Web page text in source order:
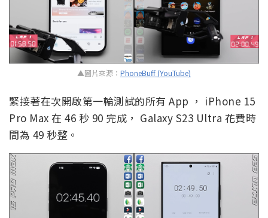
▲圖片來源： PhoneBuff (YouTube)
緊接著在次開啟第一輪測試的所有 App ， iPhone 15
Pro Max 在 46 秒 90 完成， Galaxy S23 Ultra 花費時
間為 49 秒整。